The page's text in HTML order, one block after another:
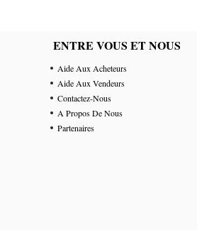
ENTRE VOUS ET NOUS
Aide Aux Acheteurs
Aide Aux Vendeurs
Contactez-Nous
A Propos De Nous
Partenaires